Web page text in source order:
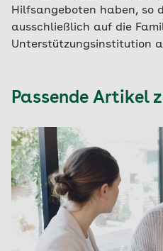
Hilfsangeboten haben, so
ausschließlich auf die
Unterstützungsinstitution
Passende Artikel